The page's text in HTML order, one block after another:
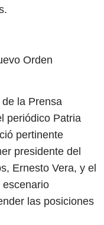
Orden
la Prensa
periódico Patria
pertinente
presidente del
Ernesto Vera, y el
escenario
las posiciones